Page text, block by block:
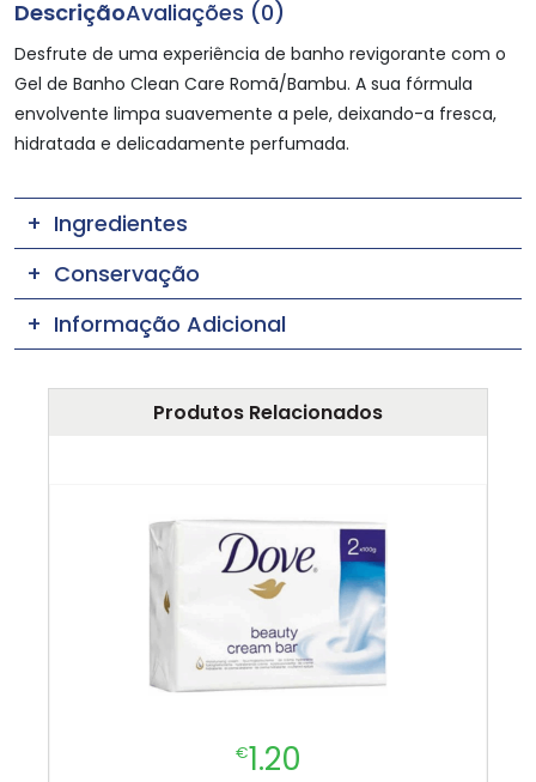
DescriçãoAvaliações (0)
Desfrute de uma experiência de banho revigorante com o
Gel de Banho Clean Care Romã/Bambu. A sua fórmula
envolvente limpa suavemente a pele, deixando-a fresca,
hidratada e delicadamente perfumada.
Ingredientes
Conservação
Informação Adicional
Produtos Relacionados
€1.20